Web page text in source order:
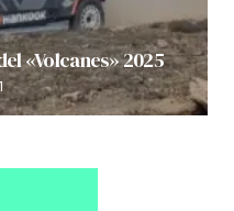
«Volcanes» 2025